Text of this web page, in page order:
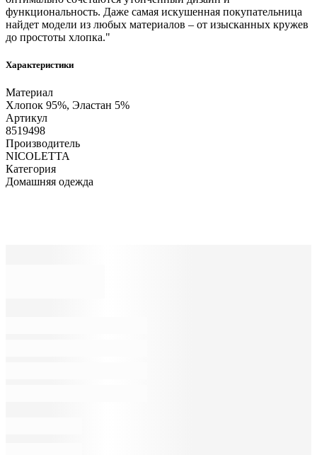
функциональность. Даже самая искушенная покупательница
найдет модели из любых материалов – от изысканных кружев
до простоты хлопка."
Характеристики
Материал
Хлопок 95%, Эластан 5%
Артикул
8519498
Производитель
NICOLETTA
Категория
Домашняя одежда